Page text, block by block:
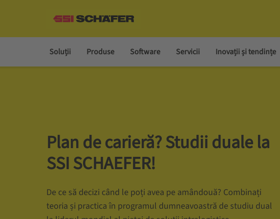
Soluții Produse Software Servicii Inovații și tendințe
Plan de carieră? Studii duale la
SSI SCHAEFER!
De ce să decizi când le poți avea pe amândouă? Combinați
teoria și practica în programul dumneavoastră de studiu dual